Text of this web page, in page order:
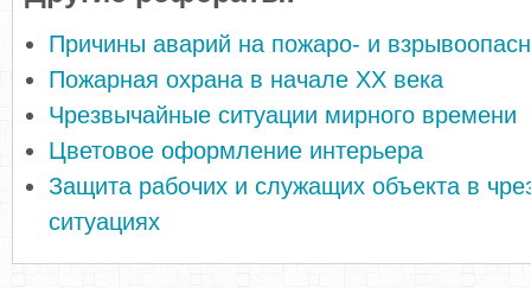
Причины аварий на пожаро- и
Пожарная охрана в начале XX века
Чрезвычайные ситуации мирного времени
Цветовое оформление интерьера
Защита рабочих и служащих объекта в
ситуациях